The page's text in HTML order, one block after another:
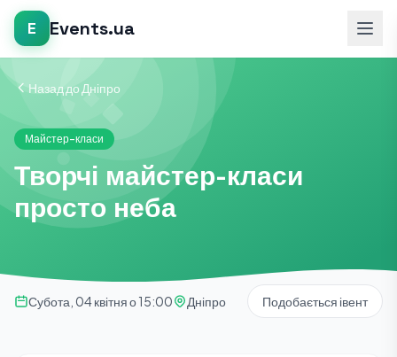
E Events.ua
Назад до Дніпро
Майстер-класи
Творчі майстер-класи
просто неба
Субота, 04 квітня о 15:00 Дніпро Подобається івент